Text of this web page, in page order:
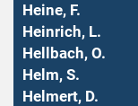
Heine, F.
Heinrich, L.
Hellbach, O.
Helm, S.
Helmert, D.